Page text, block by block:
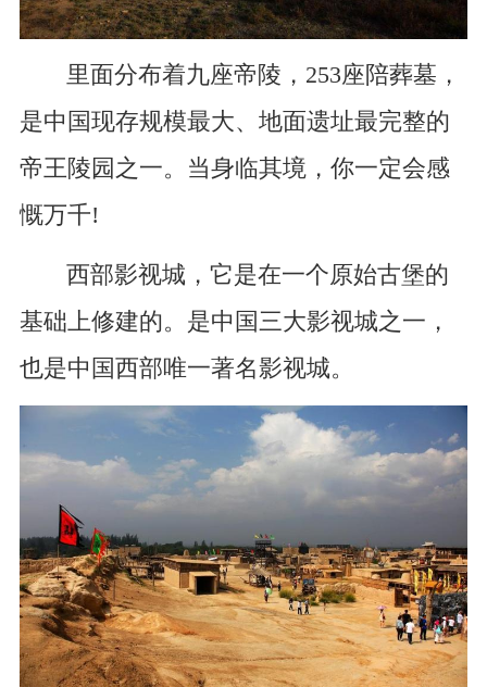
里面分布着九座帝陵，253座陪葬墓，
是中国现存规模最大、地面遗址最完整的
帝王陵园之一。当身临其境，你一定会感
慨万千!
西部影视城，它是在一个原始古堡的
基础上修建的。是中国三大影视城之一，
也是中国西部唯一著名影视城。